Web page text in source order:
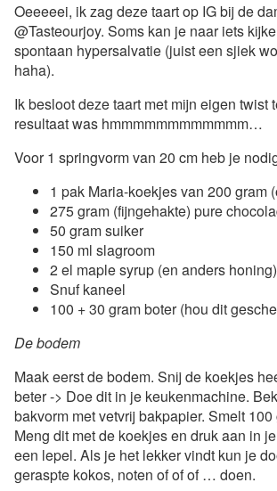
Oeeeeei, ik zag deze taart op IG bij de
@Tasteourjoy. Soms kan je naar iets
spontaan hypersalvatie (juist een sjiek
haha).
Ik besloot deze taart met mijn eigen twist
resultaat was hmmmmmmmmmmmm…
Voor 1 springvorm van 20 cm heb je
1 pak Maria-koekjes van 200 gram
275 gram (fijngehakte) pure
50 gram suiker
150 ml slagroom
2 el maple syrup (en anders honing)
Snuf kaneel
100 + 30 gram boter (hou dit
De bodem
Maak eerst de bodem. Snij de koekjes
beter -> Doe dit in je keukenmachine.
bakvorm met vetvrij bakpapier. Smelt 100
Meng dit met de koekjes en druk aan in
een lepel. Als je het lekker vindt kun je
geraspte kokos, noten of of of … doen.